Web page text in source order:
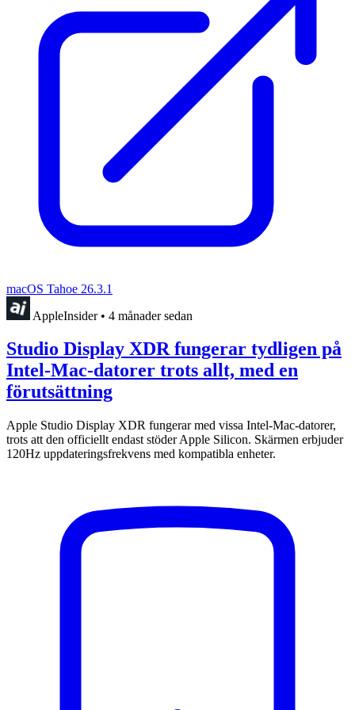
macOS Tahoe 26.3.1
AppleInsider • 4 månader sedan
Studio Display XDR fungerar tydligen på
Intel-Mac-datorer trots allt, med en
förutsättning
Apple Studio Display XDR fungerar med vissa Intel-Mac-datorer,
trots att den officiellt endast stöder Apple Silicon. Skärmen erbjuder
120Hz uppdateringsfrekvens med kompatibla enheter.